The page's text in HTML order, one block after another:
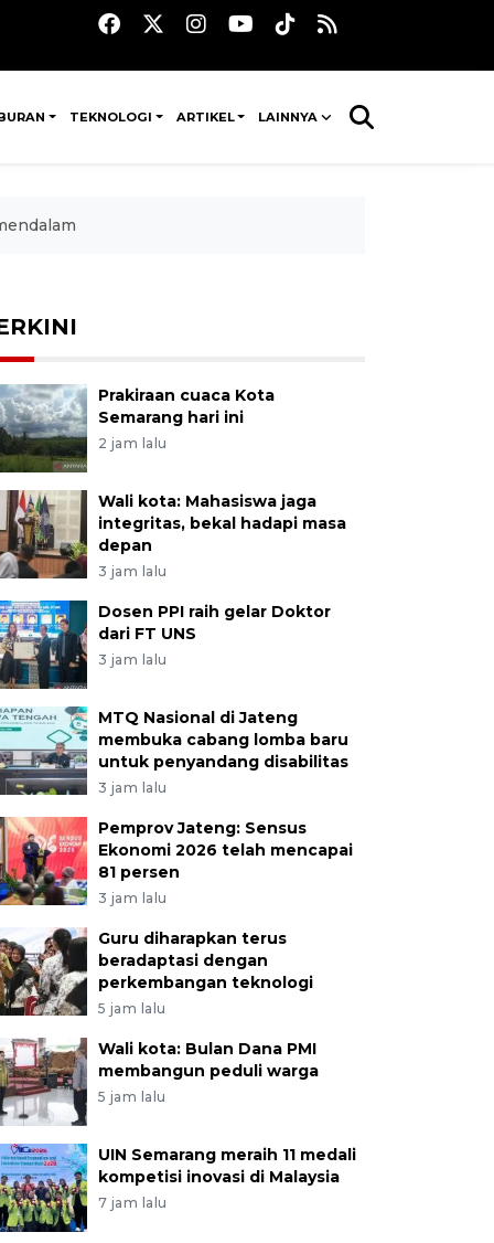
TEKNOLOGI ARTIKEL LAINNYA
Prakiraan cuaca Kota
Semarang hari ini
2 jam lalu
Wali kota: Mahasiswa jaga
integritas, bekal hadapi masa
depan
3 jam lalu
Dosen PPI raih gelar Doktor
dari FT UNS
3 jam lalu
MTQ Nasional di Jateng
membuka cabang lomba baru
untuk penyandang disabilitas
3 jam lalu
Pemprov Jateng: Sensus
Ekonomi 2026 telah mencapai
81 persen
3 jam lalu
Guru diharapkan terus
beradaptasi dengan
perkembangan teknologi
5 jam lalu
Wali kota: Bulan Dana PMI
membangun peduli warga
5 jam lalu
UIN Semarang meraih 11 medali
kompetisi inovasi di Malaysia
7 jam lalu